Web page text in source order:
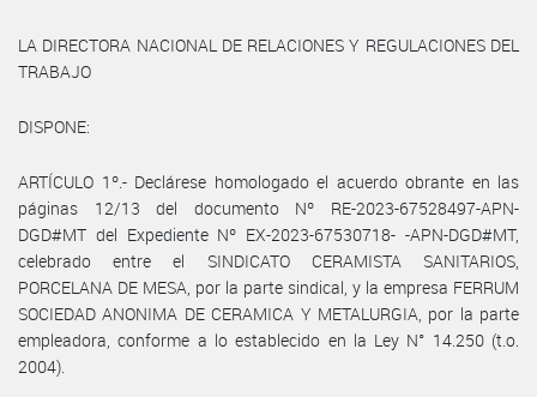
LA DIRECTORA NACIONAL DE RELACIONES Y REGULACIONES DEL
TRABAJO
DISPONE:
ARTÍCULO 1º.- Declárese homologado el acuerdo obrante en las
páginas 12/13 del documento Nº RE-2023-67528497-APN-
DGD#MT del Expediente Nº EX-2023-67530718- -APN-DGD#MT,
celebrado entre el SINDICATO CERAMISTA SANITARIOS,
PORCELANA DE MESA, por la parte sindical, y la empresa FERRUM
SOCIEDAD ANONIMA DE CERAMICA Y METALURGIA, por la parte
empleadora, conforme a lo establecido en la Ley N° 14.250 (t.o.
2004).